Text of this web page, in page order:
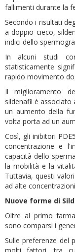
fallimenti durante la
Secondo i risultati
a doppio cieco,
indici dello
In alcuni studi
statisticamente
rapido movimento
Il miglioramento
sildenafil è associato
un aumento della
volta porta ad un
Così, gli inibitori
concentrazione e
capacità dello
la mobilità e la
Tuttavia, questi
ad alte
Nuove forme di
Oltre al primo
sono comparsi i
Sulle preferenze del